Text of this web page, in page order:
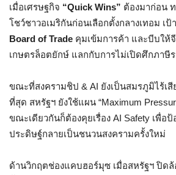
เมื่อเศรษฐกิจ “Quick Wins” ต้องมาก่อน
โชว์ชาวอเมริกันก่อนเลือกตั้งกลางเทอม เ
Board of Trade คุมเข้มการค้า และบีบให้
เกษตรล็อตยักษ์ แลกกับการไม่เปิดศึกภาษี
ขณะที่สงครามชิป & AI ยังเป็นสมรภูมิไร้เสี
ที่สุด สหรัฐฯ ยังใช้แผน “Maximum
ขณะเดียวกันก็ต้องคุยเรื่อง AI Safety เพื่อ
ประดิษฐ์กลายเป็นชนวนสงครามครั้งใหม่
ด้านวิกฤตช่องแคบฮอร์มุซ เมื่อสหรัฐฯ ปิด